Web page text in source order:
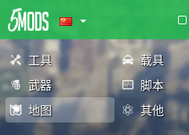
工具 载具
武器
脚本
地图
其他